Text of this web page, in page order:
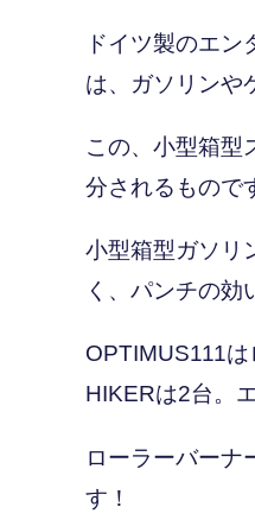
ドイツ製のエ
は、ガソリンや
この、小型箱型
分されるもので
小型箱型ガソリ
く、パンチの効
OPTIMUS111
HIKERは2台。
ローラーバーナ
す！